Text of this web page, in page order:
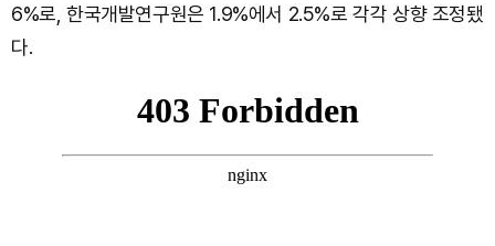
6%로, 한국개발연구원은 1.9%에서 2.5%로 각각 상향 조정됐
다.